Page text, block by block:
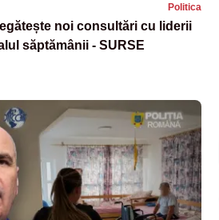
Politica
noi consultări cu liderii
săptămânii - SURSE